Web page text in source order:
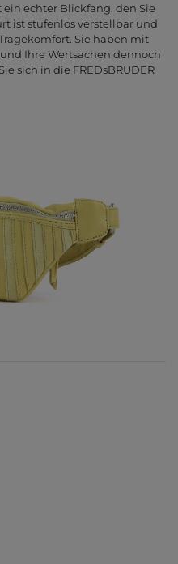
echter Blickfang, den Sie
ist stufenlos verstellbar und
Sie haben mit
Ihre Wertsachen dennoch
sich in die FREDsBRUDER